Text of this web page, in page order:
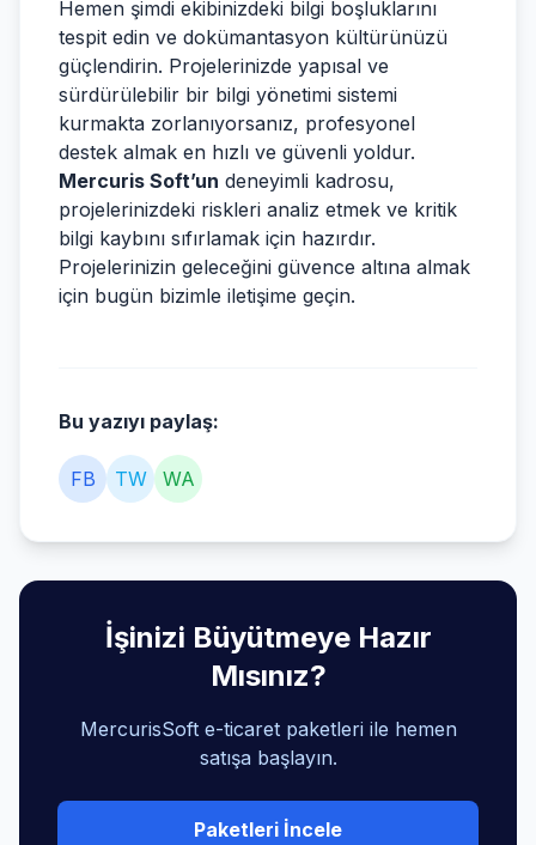
Hemen şimdi ekibinizdeki bilgi boşluklarını
tespit edin ve dokümantasyon kültürünüzü
güçlendirin. Projelerinizde yapısal ve
sürdürülebilir bir bilgi yönetimi sistemi
kurmakta zorlanıyorsanız, profesyonel
destek almak en hızlı ve güvenli yoldur.
Mercuris Soft’un deneyimli kadrosu,
projelerinizdeki riskleri analiz etmek ve kritik
bilgi kaybını sıfırlamak için hazırdır.
Projelerinizin geleceğini güvence altına almak
için bugün bizimle iletişime geçin.
Bu yazıyı paylaş:
FB TW WA
İşinizi Büyütmeye Hazır
Mısınız?
MercurisSoft e-ticaret paketleri ile hemen
satışa başlayın.
Paketleri İncele